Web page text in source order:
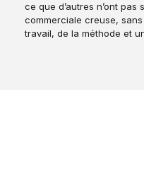
ce que d’autres n’ont
commerciale creuse,
travail, de la méthode et